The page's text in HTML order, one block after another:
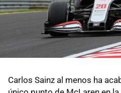
Carlos Sainz al menos ha